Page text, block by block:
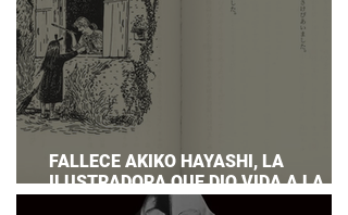
FALLECE AKIKO HAYASHI, LA
ILUSTRADORA QUE DIO VIDA A LA
NOVELA ORIGINAL DE KIKI'S DELIVERY